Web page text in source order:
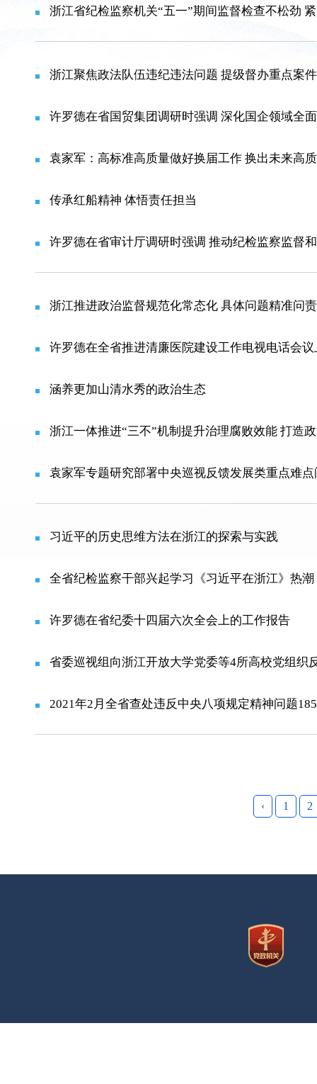
浙江省纪检监察机关“五一”期间监督检查不松劲
浙江聚焦政法队伍违纪违法问题 提级督办重点案件
许罗德在省国贸集团调研时强调 深化国企领域全
袁家军：高标准高质量做好换届工作 换出未来高
传承红船精神 体悟责任担当
许罗德在省审计厅调研时强调 推动纪检监察监督
浙江推进政治监督规范化常态化 具体问题精准问责
许罗德在全省推进清廉医院建设工作电视电话会
涵养更加山清水秀的政治生态
浙江一体推进“三不”机制提升治理腐败效能 打造
袁家军专题研究部署中央巡视反馈发展类重点难
习近平的历史思维方法在浙江的探索与实践
全省纪检监察干部兴起学习《习近平在浙江》热潮
许罗德在省纪委十四届六次全会上的工作报告
省委巡视组向浙江开放大学党委等4所高校党组织
2021年2月全省查处违反中央八项规定精神问题
‹ 1 2